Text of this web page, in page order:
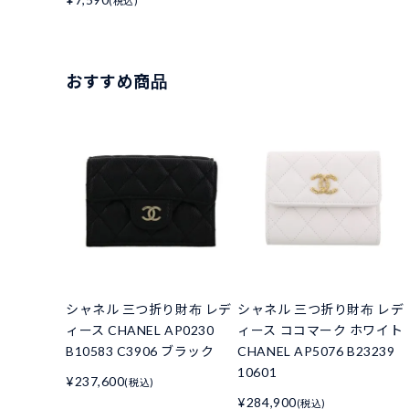
おすすめ商品
シャネル 三つ折り財布 レデ
ィース CHANEL AP0230
B10583 C3906 ブラック
¥237,600(税込)
シャネル 三つ折り財布 レデ
ィース ココマーク ホワイト
CHANEL AP5076 B23239
10601
¥284,900(税込)